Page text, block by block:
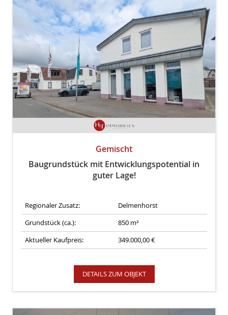
Gemischt
Baugrundstück mit Entwicklungspotential in
guter Lage!
Regionaler Zusatz:
Delmenhorst
Grundstück (ca.):
850 m²
Aktueller Kaufpreis:
349.000,00 €
DETAILS ZUM OBJEKT